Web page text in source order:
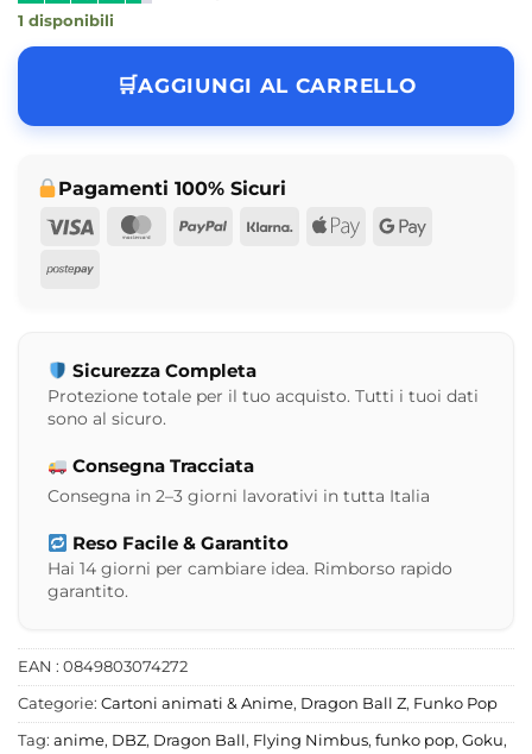
1 disponibili
AGGIUNGI AL CARRELLO
Pagamenti 100% Sicuri
Visa
MasterCard
PayPalKlarna Apple Google
Postepay
Sicurezza Completa
Protezione totale per il tuo acquisto. Tutti i tuoi dati
sono al sicuro.
Consegna Tracciata
Consegna in 2–3 giorni lavorativi in tutta Italia
Reso Facile & Garantito
Hai 14 giorni per cambiare idea. Rimborso rapido
garantito.
EAN : 0849803074272
Categorie: Cartoni animati & Anime, Dragon Ball Z, Funko Pop
Tag: anime, DBZ, Dragon Ball, Flying Nimbus, funko pop, Goku,